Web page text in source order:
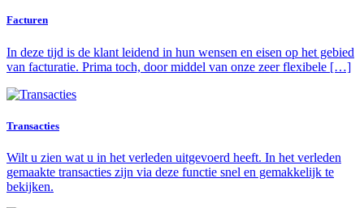
Facturen
In deze tijd is de klant leidend in hun wensen en eisen op het gebied
van facturatie. Prima toch, door middel van onze zeer flexibele […]
Transacties
Wilt u zien wat u in het verleden uitgevoerd heeft. In het verleden
gemaakte transacties zijn via deze functie snel en gemakkelijk te
bekijken.